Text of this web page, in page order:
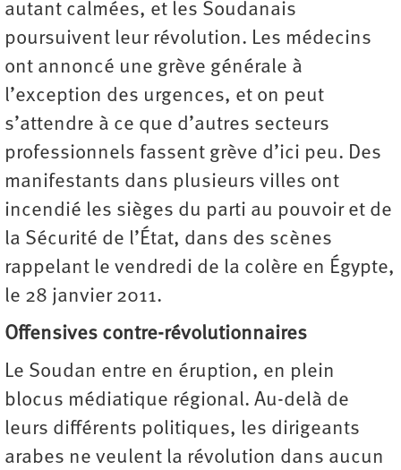
autant calmées, et les Soudanais
poursuivent leur révolution. Les médecins
ont annoncé une grève générale à
l’exception des urgences, et on peut
s’attendre à ce que d’autres secteurs
professionnels fassent grève d’ici peu. Des
manifestants dans plusieurs villes ont
incendié les sièges du parti au pouvoir et de
la Sécurité de l’État, dans des scènes
rappelant le vendredi de la colère en Égypte,
le 28 janvier 2011.
Offensives contre-révolutionnaires
Le Soudan entre en éruption, en plein
blocus médiatique régional. Au-delà de
leurs différents politiques, les dirigeants
arabes ne veulent la révolution dans aucun